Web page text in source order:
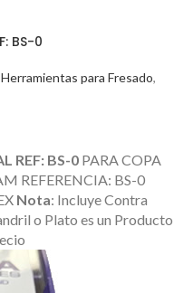
BS-0
para Fresado,
REF: BS-0 PARA COPA
REFERENCIA: BS-0
Nota: Incluye Contra
o Plato es un Producto